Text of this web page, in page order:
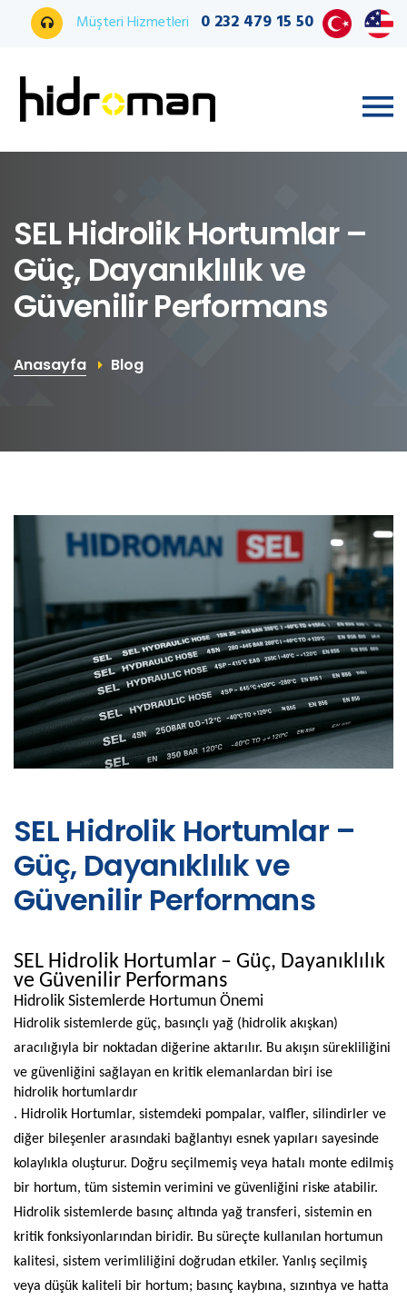
Müşteri Hizmetleri 0 232 479 15 50
SEL Hidrolik Hortumlar –
Güç, Dayanıklılık ve
Güvenilir Performans
Anasayfa Blog
SEL Hidrolik Hortumlar –
Güç, Dayanıklılık ve
Güvenilir Performans
SEL Hidrolik Hortumlar – Güç, Dayanıklılık
ve Güvenilir Performans
Hidrolik Sistemlerde Hortumun Önemi
Hidrolik sistemlerde güç, basınçlı yağ (hidrolik akışkan)
aracılığıyla bir noktadan diğerine aktarılır. Bu akışın sürekliliğini
ve güvenliğini sağlayan en kritik elemanlardan biri ise
hidrolik hortumlardır
. Hidrolik Hortumlar, sistemdeki pompalar, valfler, silindirler ve
diğer bileşenler arasındaki bağlantıyı esnek yapıları sayesinde
kolaylıkla oluşturur. Doğru seçilmemiş veya hatalı monte edilmiş
bir hortum, tüm sistemin verimini ve güvenliğini riske atabilir.
Hidrolik sistemlerde basınç altında yağ transferi, sistemin en
kritik fonksiyonlarından biridir. Bu süreçte kullanılan hortumun
kalitesi, sistem verimliliğini doğrudan etkiler. Yanlış seçilmiş
veya düşük kaliteli bir hortum; basınç kaybına, sızıntıya ve hatta